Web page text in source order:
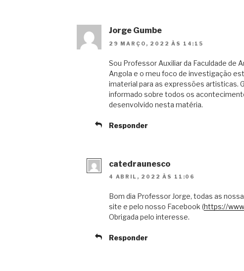
Jorge Gumbe
29 MARÇO, 2022 ÀS 14:15
Sou Professor Auxiliar da Faculdade de
Angola e o meu foco de investigação
imaterial para as expressões artisticas.
informado sobre todos os
desenvolvido nesta matéria.
Responder
catedraunesco
4 ABRIL, 2022 ÀS 11:06
Bom dia Professor Jorge, todas as
site e pelo nosso Facebook (https://
Obrigada pelo interesse.
Responder